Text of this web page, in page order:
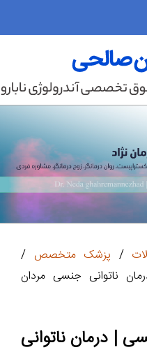
/ پزشک متخصص /
ناتوانی جنسی مردان
| درمان ناتوانی